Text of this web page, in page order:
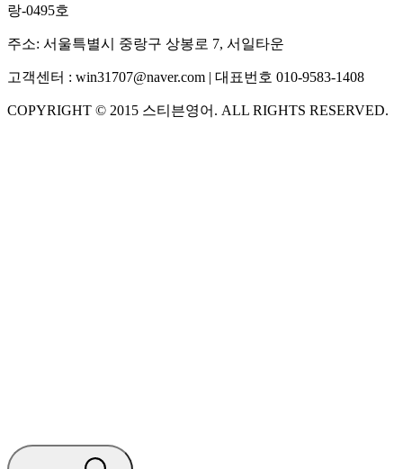
랑-0495호
주소: 서울특별시 중랑구 상봉로 7, 서일타운
고객센터 : win31707@naver.com | 대표번호 010-9583-1408
COPYRIGHT © 2015 스티븐영어 . ALL RIGHTS RESERVED.